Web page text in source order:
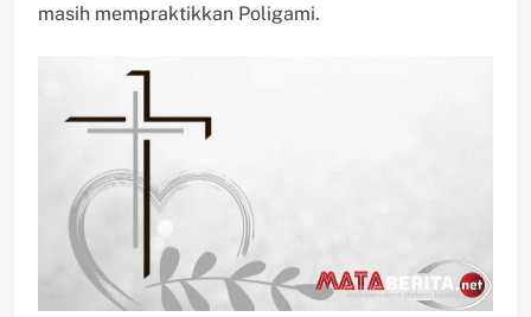
masih mempraktikkan Poligami.